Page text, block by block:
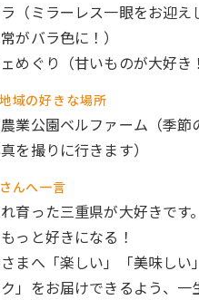
（ミラーレス一眼をお迎え
がバラ色に！）
めぐり（甘いものが大好き
域の好きな場所
業公園ベルファーム（季節
を撮りに行きます）
んへ一言
育った三重県が大好きです
っと好きになる！
まへ「楽しい」「美味しい
」をお届けできるよう、一